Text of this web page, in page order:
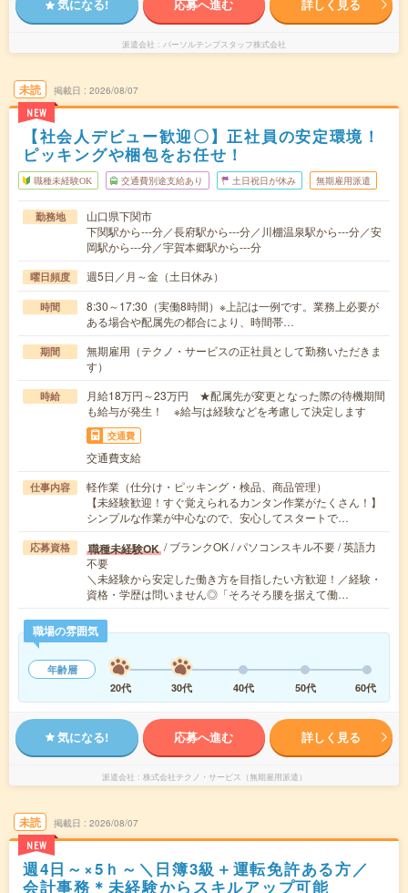
気になる! 応募へ進む 詳しく見る
派遣会社 パーソルテンプスタッフ株式会社
未読
NEW
掲載日 2026/08/07
【社会人デビュー歓迎〇】正社員の安定環境！
ピッキングや梱包をお任せ！
職種未経験OK 交通費別途支給あり 土日祝日が休み 無期雇用派遣
勤務地
山口県下関市
下関駅から---分／長府駅から---分／川棚温泉駅から---分／安
岡駅から---分／宇賀本郷駅から---分
曜日頻度 週5日／月～金（土日休み）
時間
8:30～17:30（実働8時間）※上記は一例です。業務上必要が
ある場合や配属先の都合により、時間帯…
期間
無期雇用（テクノ・サービスの正社員として勤務いただきま
す）
時給
月給18万円～23万円 ★配属先が変更となった際の待機期間
も給与が発生！ ※給与は経験などを考慮して決定します
交通費
交通費支給
仕事内容
軽作業（仕分け・ピッキング・検品、商品管理）
【未経験歓迎！すぐ覚えられるカンタン作業がたくさん！】
シンプルな作業が中心なので、安心してスタートで…
応募資格 職種未経験OK / ブランクOK / パソコンスキル不要 / 英語力
不要
＼未経験から安定した働き方を目指したい方歓迎！／経験・
資格・学歴は問いません◎「そろそろ腰を据えて働…
職場の雰囲気
年齢層
20代
30代 40代 50代 60代
気になる! 応募へ進む 詳しく見る
派遣会社 株式会社テクノ・サービス（無期雇用派遣）
未読
NEW
掲載日 2026/08/07
週4日～×5ｈ～＼日簿3級＋運転免許ある方／
会計事務＊未経験からスキルアップ可能